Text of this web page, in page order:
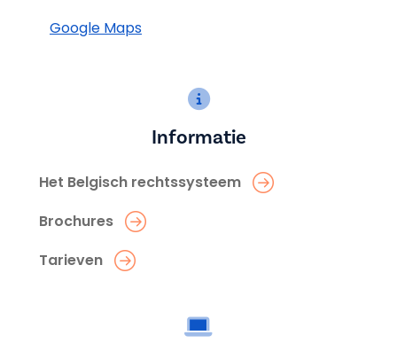
Google Maps
Informatie
Het Belgisch rechtssysteem
Brochures
Tarieven